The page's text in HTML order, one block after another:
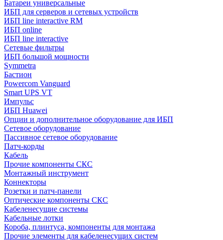
Батареи универсальные
ИБП для серверов и сетевых устройств
ИБП line interactive RM
ИБП online
ИБП linе interactive
Сетевые фильтры
ИБП большой мощности
Symmetra
Бастион
Powercom Vanguard
Smart UPS VT
Импульс
ИБП Huawei
Опции и дополнительное оборудование для ИБП
Сетевое оборудование
Пассивное сетевое оборудование
Патч-корды
Кабель
Прочие компоненты СКС
Монтажный инструмент
Коннекторы
Розетки и патч-панели
Оптические компоненты СКС
Кабеленесущие системы
Кабельные лотки
Короба, плинтуса, компоненты для монтажа
Прочие элементы для кабеленесущих систем